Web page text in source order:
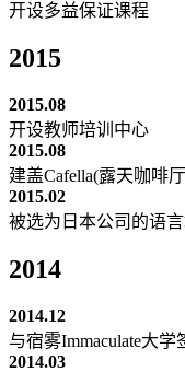
开设多益保证课程
2015
2015.08
开设教师培训中心
2015.08
建盖Cafella(露天咖啡
2015.02
被选为日本公司的语言
2014
2014.12
与宿雾Immaculate大
2014.03